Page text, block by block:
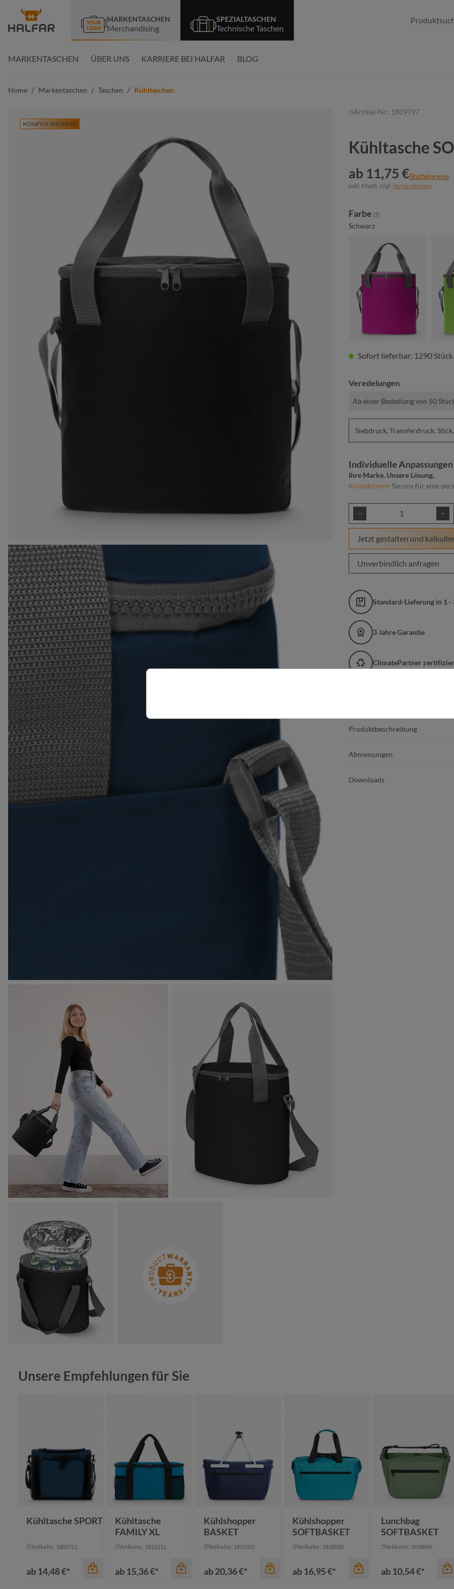
Zur Hauptnavigation springen
MARKENTASCHEN
Merchandising
SPEZIALTASCHEN
Technische Taschen
MARKENTASCHEN ÜBER UNS KARRIERE BEI HALFAR BLOG
Home / Markentaschen / Taschen / Kühltaschen
KONFIGURIERBAR
Artikel-Nr.: 1809797
Kühltasche
ab 11,75 €Staffelpreise
exkl. MwSt. zzgl. Versandkosten
Farbeauswählen
(7)
Schwarz
Sofort lieferbar: 1290 Stück
Veredelungen
Ab einer Bestellung von 50
Siebdruck, Transferdruck,
Individuelle Anpassungen
Ihre Marke. Unsere Lösung.
Kontaktieren Sie uns für eine
Produkt Anzahl:
Jetzt gestalten und
Unverbindlich anfragen
Standard-Lieferung in 1 -
3 Jahre Garantie
ClimatePartner
Produktbeschreibung
Abmessungen
Downloads
Produktgalerie überspringen
Unsere Empfehlungen für Sie
Kühltasche SPORT
Artikelnr.: 1802721
ab14,48 €*
Kühltasche
FAMILY XL
Artikelnr.: 1812211
ab15,36 €*
Kühlshopper
BASKET
Artikelnr.: 1815015
ab20,36 €*
Kühlshopper
SOFTBASKET
Artikelnr.: 1818030
ab16,95 €*
Lunchbag
SOFTBASKET
Artikelnr.: 1818049
ab10,54 €*